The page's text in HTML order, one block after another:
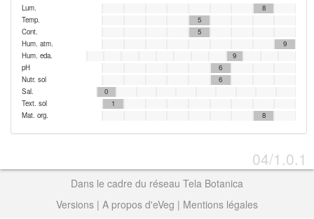
Lum.
8
Temp.
5
Cont.
5
Hum. atm.
9
Hum. eda.
9
pH
6
Nutr. sol
6
Sal.
0
Text. sol
1
Mat. org.
8
04/1.0.1
Dans le cadre du réseau Tela Botanica
Versions | A propos d'eVeg | Mentions légales